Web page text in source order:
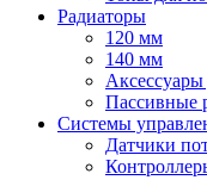
Радиаторы
120 мм
140 мм
Аксессуары
Пассивные
Системы
Датчики